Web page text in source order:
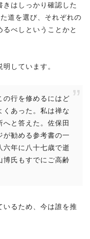
はしっかり確認した
道を選び、それぞれの
べしということかと
しています。
の行を修めるにはど
くあった。私は禅な
と答えた。佐保田
が勧める参考書の一
六年に八十七歳で逝
博氏もすでにご高齢
るため、今は誰を推